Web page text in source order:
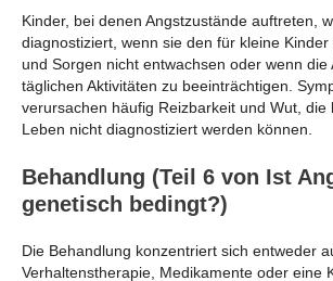
Kinder, bei denen Angstzustände auftreten,
diagnostiziert, wenn sie den für kleine
und Sorgen nicht entwachsen oder wenn die
täglichen Aktivitäten zu beeinträchtigen.
verursachen häufig Reizbarkeit und Wut, die
Leben nicht diagnostiziert werden können.
Behandlung (Teil 6 von Ist
genetisch bedingt?)
Die Behandlung konzentriert sich entweder
Verhaltenstherapie, Medikamente oder eine